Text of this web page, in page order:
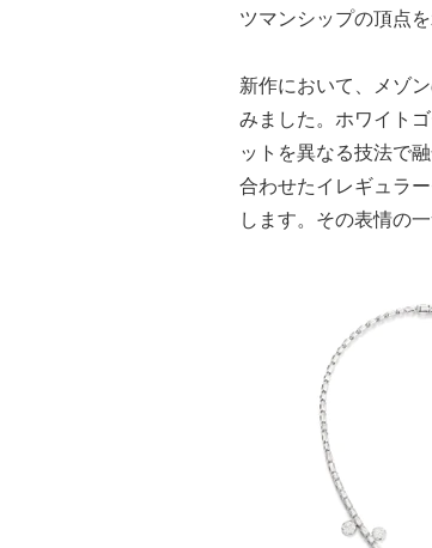
ツマンシップの頂点を
新作において、メゾ
みました。ホワイト
ットを異なる技法で
合わせたイレギュラ
します。その表情の